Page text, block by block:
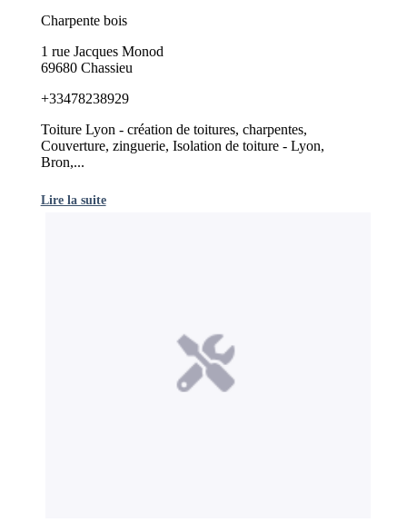
Charpente bois
1 rue Jacques Monod
69680 Chassieu
+33478238929
Toiture Lyon - création de toitures, charpentes,
Couverture, zinguerie, Isolation de toiture - Lyon,
Bron,...
Lire la suite